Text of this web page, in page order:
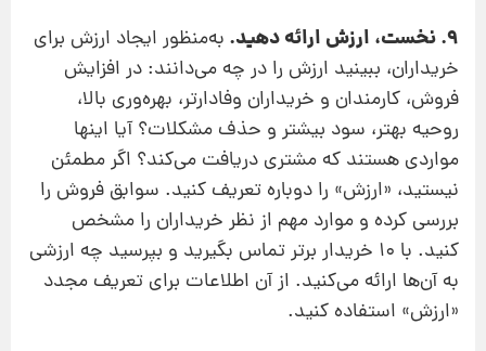
9. نخست، ارزش ارائه دهید.
به‌منظور ایجاد ارزش برای
خریداران، ببینید ارزش را در چه می‌دانند: در افزایش
فروش، کارمندان و خریداران وفادارتر، بهره‌وری بالا،
روحیه بهتر، سود بیشتر و حذف مشکلات؟ آیا اینها
مواردی هستند که مشتری دریافت می‌کند؟ اگر مطمئن
نیستید، «ارزش» را دوباره تعریف کنید. سوابق فروش را
بررسی کرده و موارد مهم از نظر خریداران را مشخص
کنید. با 10 خریدار برتر تماس بگیرید و بپرسید چه ارزشی
به آن‌ها ارائه می‌کنید. از آن اطلاعات برای تعریف مجدد
«ارزش» استفاده کنید.